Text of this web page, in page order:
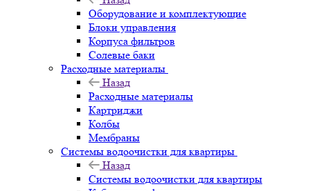
Оборудование и комплектующие
Блоки управления
Корпуса фильтров
Солевые баки
Расходные материалы
Назад
Расходные материалы
Картриджи
Колбы
Мембраны
Системы водоочистки для квартиры
Назад
Системы водоочистки для квартиры